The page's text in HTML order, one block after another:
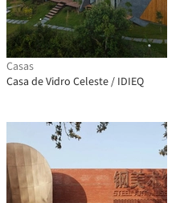
Casas
Casa de Vidro Celeste / IDIEQ